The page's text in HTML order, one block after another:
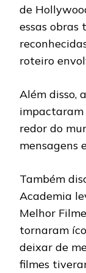
de
essas obras
roteiro
Além disso,
impactaram
redor do
mensagens
Também
Academia
Melhor
tornaram
deixar de
filmes